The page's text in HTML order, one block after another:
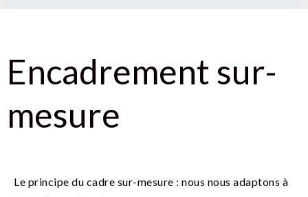
Encadrement sur-
mesure
Le principe du cadre sur-mesure : nous nous adaptons à